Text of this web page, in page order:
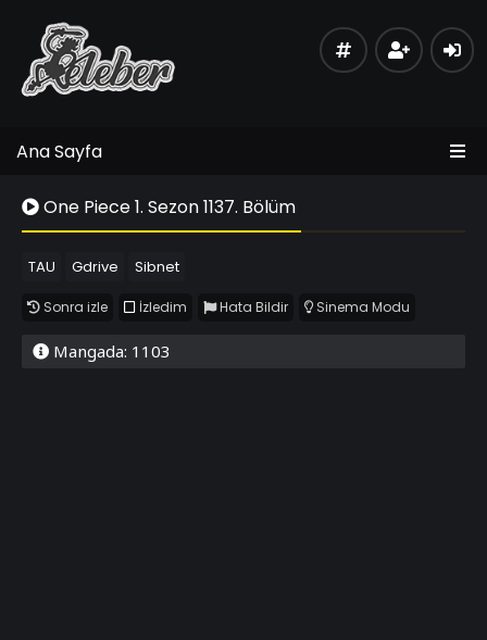
Ana Sayfa
One Piece 1. Sezon 1137. Bölüm
TAU Gdrive Sibnet
Sonra izle İzledim Hata Bildir Sinema Modu
Mangada: 1103